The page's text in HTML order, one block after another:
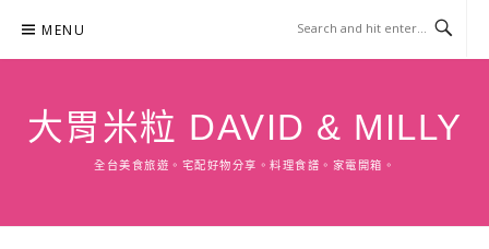
content
MENU
大胃米粒 DAVID & MILLY
全台美食旅遊。宅配好物分享。料理食譜。家電開箱。